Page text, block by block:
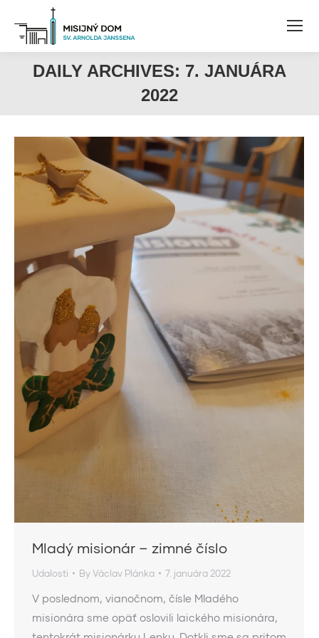
DAILY ARCHIVES: 7. JANUÁRA
2022
Mladý misionár – zimné číslo
Udalosti ByVáclav Plánka 7. januára 2022
V poslednom, vianočnom, čísle Mladého
misionára sme opäť oslovili laického misionára,